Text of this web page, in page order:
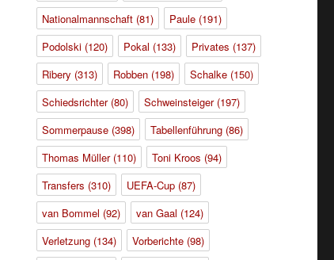
Nationalmannschaft(81) Paule(191)
Podolski(120) Pokal (133) Privates (137)
Ribery (313) Robben(198) Schalke(150)
Schiedsrichter(80) Schweinsteiger(197)
Sommerpause(398) Tabellenführung(86)
Thomas Müller(110) Toni Kroos (94)
Transfers (310) UEFA-Cup(87)
van Bommel (92) van Gaal (124)
Verletzung(134) Vorberichte(98)